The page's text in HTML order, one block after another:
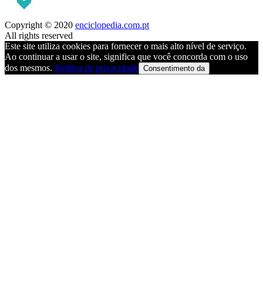
Copyright © 2020 enciclopedia.com.pt
All rights reserved
Este site utiliza cookies para fornecer o mais alto nível de serviço.
Ao continuar a usar o site, significa que você concorda com o uso
dos mesmos. Política de privacidade Consentimento da